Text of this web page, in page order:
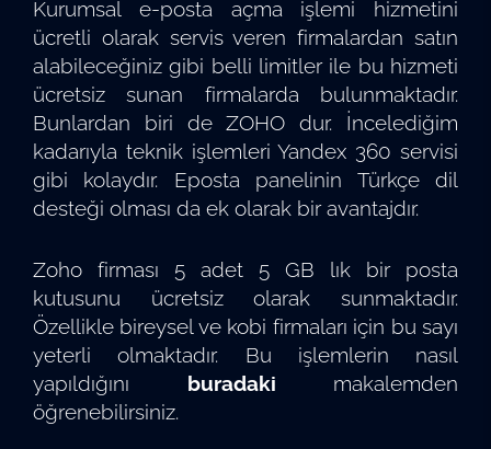
Kurumsal e-posta açma işlemi hizmetini
ücretli olarak servis veren firmalardan satın
alabileceğiniz gibi belli limitler ile bu hizmeti
ücretsiz sunan firmalarda bulunmaktadır.
Bunlardan biri de ZOHO dur. İncelediğim
kadarıyla teknik işlemleri Yandex 360 servisi
gibi kolaydır. Eposta panelinin Türkçe dil
desteği olması da ek olarak bir avantajdır.
Zoho firması 5 adet 5 GB lık bir posta
kutusunu ücretsiz olarak sunmaktadır.
Özellikle bireysel ve kobi firmaları için bu sayı
yeterli olmaktadır. Bu işlemlerin nasıl
yapıldığını buradaki
makalemden
öğrenebilirsiniz.